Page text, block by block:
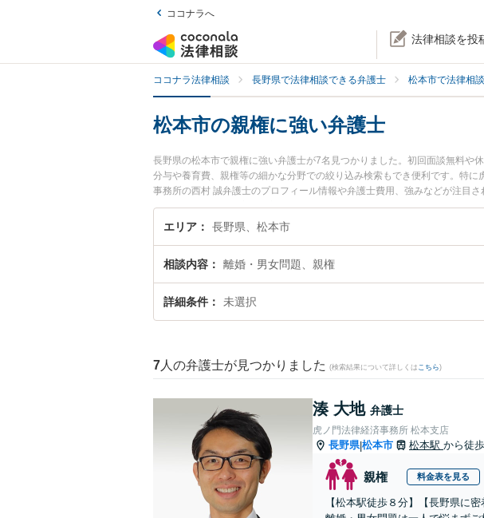
ココナラへ
法律相談を投
ココナラ法律相談 長野県で法律相談できる弁護士 松本市で法律相
松本市の親権に強い弁護士
長野県の松本市で親権に強い弁護士が7名見つかりました。初回面談無料や
分与や養育費、親権等の細かな分野での絞り込み検索もでき便利です。特
事務所の西村 誠弁護士のプロフィール情報や弁護士費用、強みなどが注目
権のトラブル解決の実績豊富な近くの弁護士を検索したい』『初回相談無
す。エリア 長野県、松本市
相談内容 離婚・男女問題、親権
詳細条件 未選択
7 人の弁護士が見つかりました (検索結果について詳しくは こちら)
湊 大地 弁護士
虎ノ門法律経済事務所 松本支店
長野県|松本市 松本駅 から徒
親権 料金表を見る
【松本駅徒歩８分】【長野県に